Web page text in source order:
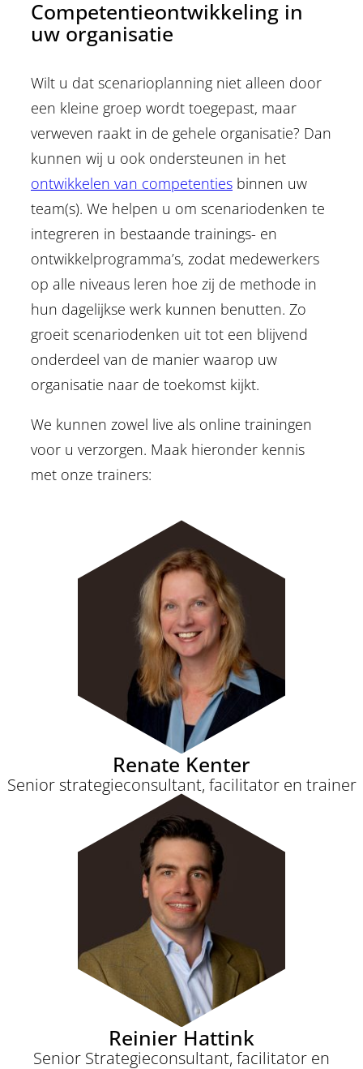
Competentieontwikkeling in
uw organisatie
Wilt u dat scenarioplanning niet alleen door
een kleine groep wordt toegepast, maar
verweven raakt in de gehele organisatie? Dan
kunnen wij u ook ondersteunen in het
ontwikkelen van competenties binnen uw
team(s). We helpen u om scenariodenken te
integreren in bestaande trainings- en
ontwikkelprogramma’s, zodat medewerkers
op alle niveaus leren hoe zij de methode in
hun dagelijkse werk kunnen benutten. Zo
groeit scenariodenken uit tot een blijvend
onderdeel van de manier waarop uw
organisatie naar de toekomst kijkt.
We kunnen zowel live als online trainingen
voor u verzorgen. Maak hieronder kennis
met onze trainers:
Renate Kenter
Senior strategieconsultant, facilitator en trainer
Reinier Hattink
Senior Strategieconsultant, facilitator en